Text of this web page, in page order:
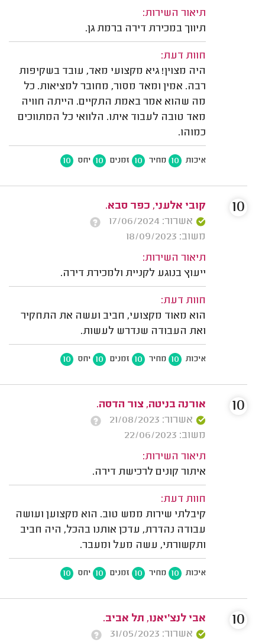
תיאור השירות:
תיווך במכירת דירה ברמת גן.
חוות דעת:
היה מצוין! גיא מקצועי מאד, עובד בשקיפות
רבה. אמין ומאד מסור, מחובר למציאות. כל
מה שהוא אמר באמת התקיים. הייתה חוויה
מאד טובה לעבוד איתו. הלוואי כל המתווכים
כמוהו.
איכות 10 מחיר 10 זמנים 10 יחס 10
קובי אלעני, כפר סבא.
אשרור: 17/06/2024
משוב: 18/09/2023
תיאור השירות:
ייעוץ בנוגע לקניית ולמכירת דירה.
חוות דעת:
הוא מאוד מקצועי, חביב ועשה את התחקיר
ואת העבודה שנדרש לעשות.
איכות 10 מחיר 10 זמנים 10 יחס 10
10
אורנה בניטה, צור הדסה.
אשרור: 21/08/2023
משוב: 22/06/2023
תיאור השירות:
איתור קונים לרכישת דירה.
חוות דעת:
קיבלתי שירות ממש טוב. הוא מקצוען ועושה
עבודה נהדרת, עדכן אותנו בהכל, היה חביב
ותקשורתי, עשה מעל ומעבר.
איכות 10 מחיר 10 זמנים 10 יחס 10
10
אבי לנצ׳יאנו, תל אביב.
אשרור: 31/05/2023
10